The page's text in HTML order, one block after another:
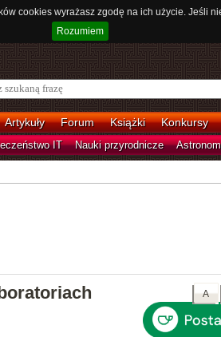
cookies wyrażasz zgodę na ich użycie.
Rozumiem
Artykuły Forum Książki Konkursy
IT Nauki przyrodnicze
A